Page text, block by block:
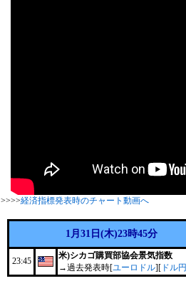
>>>>経済指標発表時のチャート動画へ
1月31日(木)23時45分
23:45
米)シカゴ購買部協会景気指数
→過去発表時[ユーロドル][ ドル円